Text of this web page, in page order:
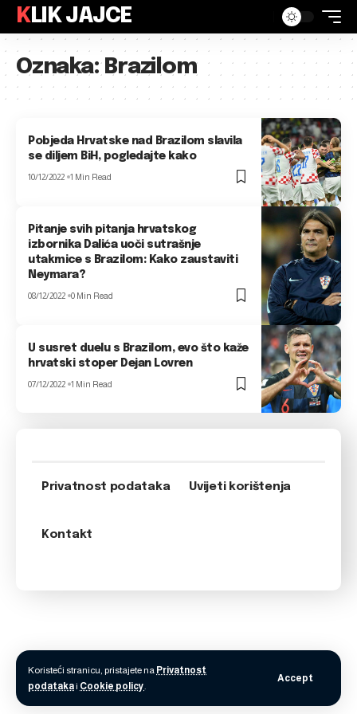
Koristeći stranicu, pristajete na Privatnost
podatakai Cookie policy.
Accept
KLIK JAJCE
Oznaka:Brazilom
Pobjeda Hrvatske nad Brazilom slavila
se diljem BiH, pogledajte kako
10/12/2022 1 Min Read
Pitanje svih pitanja hrvatskog
izbornika Dalića uoči sutrašnje
utakmice s Brazilom: Kako zaustaviti
Neymara?
08/12/2022 0 Min Read
U susret duelu s Brazilom, evo što kaže
hrvatski stoper Dejan Lovren
07/12/2022 1 Min Read
Privatnost podataka Uvijeti korištenja
Kontakt